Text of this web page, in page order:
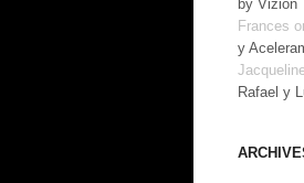
by Vizion
Frances
y
Rafael y